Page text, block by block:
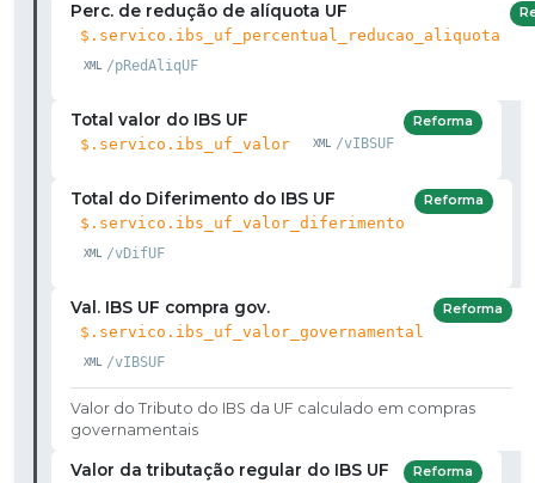
Perc. de redução de alíquota UF
$.servico.ibs_uf_percentual_reducao_aliquota
/pRedAliqUF
Total valor do IBS UF
$.servico.ibs_uf_valor /vIBSUF
Reforma
Total do Diferimento do IBS UF
$.servico.ibs_uf_valor_diferimento
/vDifUF
Reforma
Val. IBS UF compra gov.
$.servico.ibs_uf_valor_governamental
/vIBSUF
Reforma
Valor do Tributo do IBS da UF calculado em compras
governamentais
Valor da tributação regular do IBS UF Reforma